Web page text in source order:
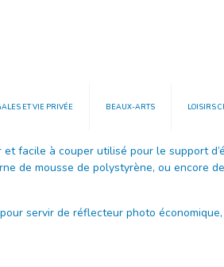
ET VIE PRIVÉE BEAUX-ARTS LOISIRS
facile à couper utilisé pour le support
de mousse de polystyrène, ou encore
servir de réflecteur photo